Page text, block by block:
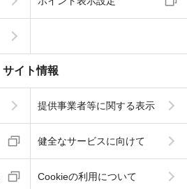
サイト情報
提供事業者等に関する表示
健全なサービスに向けて
Cookieの利用について